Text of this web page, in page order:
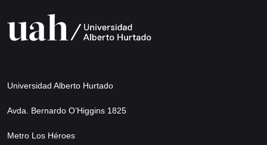
Universidad Alberto Hurtado
Avda. Bernardo O’Higgins 1825
Metro Los Héroes